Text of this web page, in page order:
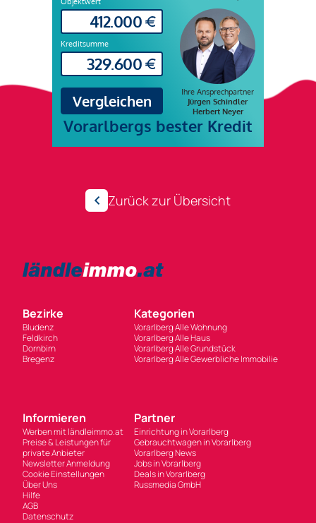
Zurück zur Übersicht
Bezirke
Bludenz
Feldkirch
Dornbirn
Bregenz
Kategorien
Vorarlberg Alle Wohnung
Vorarlberg Alle Haus
Vorarlberg Alle Grundstück
Vorarlberg Alle Gewerbliche Immobilie
Informieren
Werben mit ländleimmo.at
Preise & Leistungen für
private Anbieter
Newsletter Anmeldung
Cookie Einstellungen
Über Uns
Hilfe
AGB
Datenschutz
Partner
Einrichtung in Vorarlberg
Gebrauchtwagen in Vorarlberg
Vorarlberg News
Jobs in Vorarlberg
Deals in Vorarlberg
Russmedia GmbH